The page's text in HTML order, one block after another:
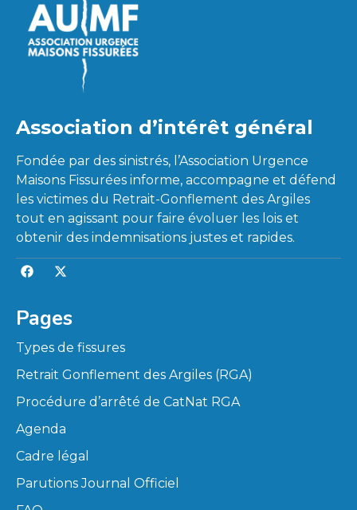
Association d’intérêt général
Fondée par des sinistrés, l’Association Urgence
Maisons Fissurées informe, accompagne et défend
les victimes du Retrait-Gonflement des Argiles
tout en agissant pour faire évoluer les lois et
obtenir des indemnisations justes et rapides.
Pages
Types de fissures
Retrait Gonflement des Argiles (RGA)
Procédure d’arrêté de CatNat RGA
Agenda
Cadre légal
Parutions Journal Officiel